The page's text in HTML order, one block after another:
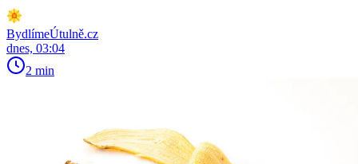
BydlímeÚtulně.cz
dnes, 03:04
2 min